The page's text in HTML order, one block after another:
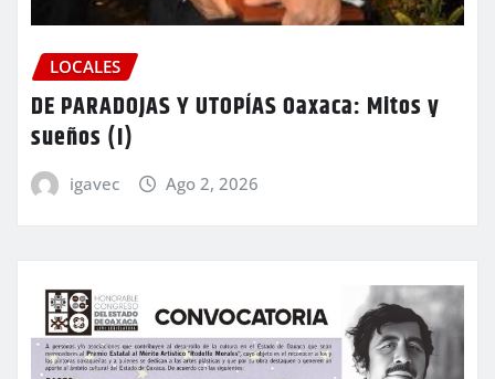
LOCALES
DE PARADOJAS Y UTOPÍAS Oaxaca: Mitos y
sueños (I)
igavec Ago 2, 2026